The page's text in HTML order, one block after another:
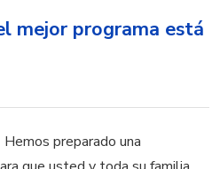
mejor programa está
Hemos preparado una